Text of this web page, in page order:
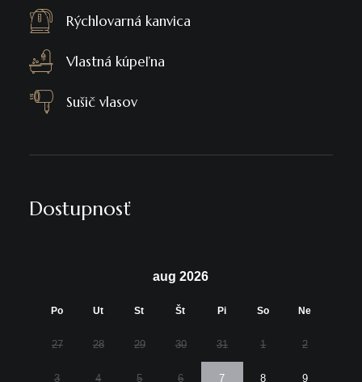
Rýchlovarná kanvica
Vlastná kúpeľna
Sušič vlasov
Dostupnosť
aug 2026
Po Ut St Št Pi So Ne
27 28 29 30 31 1 2
3 4 5 6 7 8 9